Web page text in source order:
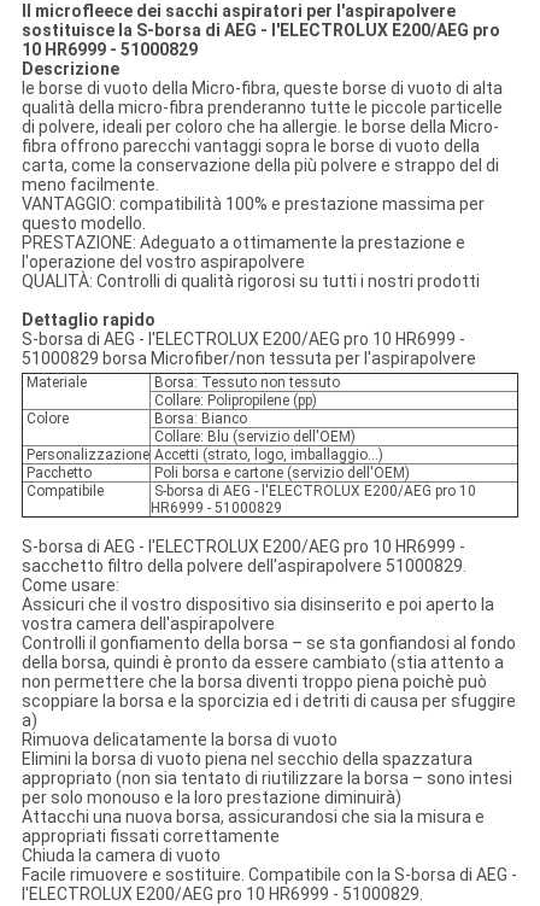
Il microfleece dei sacchi aspiratori per l'aspirapolvere
sostituisce la S-borsa di AEG - l'ELECTROLUX E200/AEG pro
10 HR6999 - 51000829
Descrizione
le borse di vuoto della Micro-fibra, queste borse di vuoto di alta
qualità della micro-fibra prenderanno tutte le piccole particelle
di polvere, ideali per coloro che ha allergie. le borse della Micro-
fibra offrono parecchi vantaggi sopra le borse di vuoto della
carta, come la conservazione della più polvere e strappo del di
meno facilmente.
VANTAGGIO: compatibilità 100% e prestazione massima per
questo modello.
PRESTAZIONE: Adeguato a ottimamente la prestazione e
l'operazione del vostro aspirapolvere
QUALITÀ: Controlli di qualità rigorosi su tutti i nostri prodotti
Dettaglio rapido
S-borsa di AEG - l'ELECTROLUX E200/AEG pro 10 HR6999 -
51000829 borsa Microfiber/non tessuta per l'aspirapolvere
Materiale
Borsa: Tessuto non tessuto
Collare: Polipropilene (pp)
Colore
Borsa: Bianco
Collare: Blu (servizio dell'OEM)
Personalizzazione Accetti (strato, logo, imballaggio…)
Pacchetto
Poli borsa e cartone (servizio dell'OEM)
Compatibile
S-borsa di AEG - l'ELECTROLUX E200/AEG pro 10
HR6999 - 51000829
S-borsa di AEG - l'ELECTROLUX E200/AEG pro 10 HR6999 -
sacchetto filtro della polvere dell'aspirapolvere 51000829.
Come usare:
Assicuri che il vostro dispositivo sia disinserito e poi aperto la
vostra camera dell'aspirapolvere
Controlli il gonfiamento della borsa – se sta gonfiandosi al fondo
della borsa, quindi è pronto da essere cambiato (stia attento a
non permettere che la borsa diventi troppo piena poichè può
scoppiare la borsa e la sporcizia ed i detriti di causa per sfuggire
a)
Rimuova delicatamente la borsa di vuoto
Elimini la borsa di vuoto piena nel secchio della spazzatura
appropriato (non sia tentato di riutilizzare la borsa – sono intesi
per solo monouso e la loro prestazione diminuirà)
Attacchi una nuova borsa, assicurandosi che sia la misura e
appropriati fissati correttamente
Chiuda la camera di vuoto
Facile rimuovere e sostituire. Compatibile con la S-borsa di AEG -
l'ELECTROLUX E200/AEG pro 10 HR6999 - 51000829.